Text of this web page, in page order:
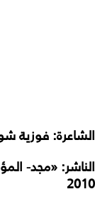
الشاعرة: فوزية
الناشر: «مجد-
2010